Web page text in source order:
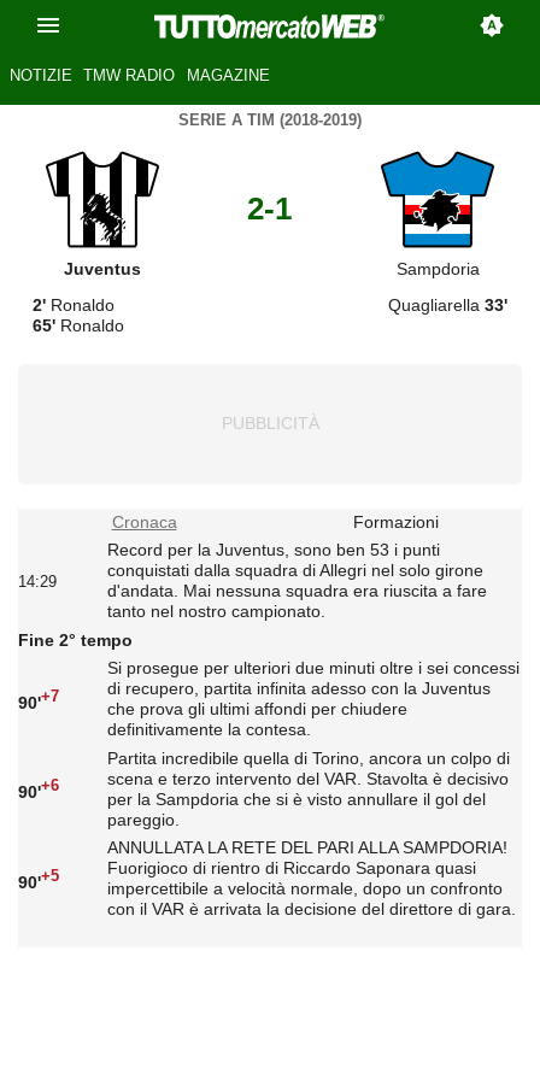
NOTIZIE TMW RADIO MAGAZINE
SERIE A TIM (2018-2019)
Juventus
2-1
Sampdoria
2' Ronaldo
65' Ronaldo
Quagliarella 33'
Cronaca Formazioni
14:29
Record per la Juventus, sono ben 53 i punti
conquistati dalla squadra di Allegri nel solo girone
d'andata. Mai nessuna squadra era riuscita a fare
tanto nel nostro campionato.
Fine 2° tempo
90'+7
Si prosegue per ulteriori due minuti oltre i sei concessi
di recupero, partita infinita adesso con la Juventus
che prova gli ultimi affondi per chiudere
definitivamente la contesa.
90'+6
Partita incredibile quella di Torino, ancora un colpo di
scena e terzo intervento del VAR. Stavolta è decisivo
per la Sampdoria che si è visto annullare il gol del
pareggio.
90'+5
ANNULLATA LA RETE DEL PARI ALLA SAMPDORIA!
Fuorigioco di rientro di Riccardo Saponara quasi
impercettibile a velocità normale, dopo un confronto
con il VAR è arrivata la decisione del direttore di gara.